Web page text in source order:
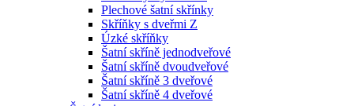
Plechové šatní skřínky
Skříňky s dveřmi Z
Úzké skříňky
Šatní skříně jednodveřové
Šatní skříně dvoudveřové
Šatní skříně 3 dveřové
Šatní skříně 4 dveřové